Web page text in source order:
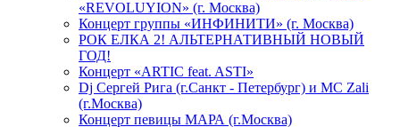
«REVOLUYION» (г. Москва)
Концерт группы «ИНФИНИТИ» (г. Москва)
РОК ЕЛКА 2! АЛЬТЕРНАТИВНЫЙ НОВЫЙ
ГОД!
Концерт «ARTIC feat. ASTI»
Dj Сергей Рига (г.Санкт - Петербург) и MC Zali
(г.Москва)
Концерт певицы МАРА (г.Москва)